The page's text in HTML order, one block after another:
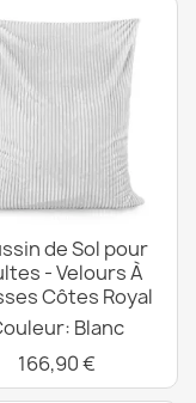
de Sol pour
- Velours À
Côtes Royal
Blanc
166,90 €